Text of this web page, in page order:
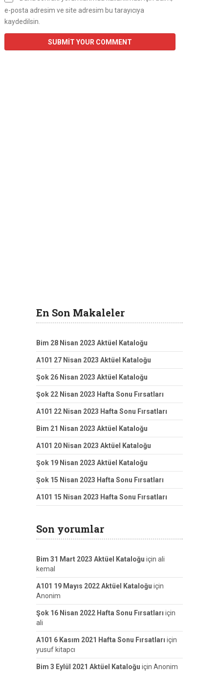
e-posta adresim ve site adresim bu tarayıcıya
kaydedilsin.
En Son Makaleler
Bim 28 Nisan 2023 Aktüel Kataloğu
A101 27 Nisan 2023 Aktüel Kataloğu
Şok 26 Nisan 2023 Aktüel Kataloğu
Şok 22 Nisan 2023 Hafta Sonu Fırsatları
A101 22 Nisan 2023 Hafta Sonu Fırsatları
Bim 21 Nisan 2023 Aktüel Kataloğu
A101 20 Nisan 2023 Aktüel Kataloğu
Şok 19 Nisan 2023 Aktüel Kataloğu
Şok 15 Nisan 2023 Hafta Sonu Fırsatları
A101 15 Nisan 2023 Hafta Sonu Fırsatları
Son yorumlar
Bim 31 Mart 2023 Aktüel Kataloğu için ali
kemal
A101 19 Mayıs 2022 Aktüel Kataloğu için
Anonim
Şok 16 Nisan 2022 Hafta Sonu Fırsatları için
ali
A101 6 Kasım 2021 Hafta Sonu Fırsatları için
yusuf kitapcı
Bim 3 Eylül 2021 Aktüel Kataloğu için Anonim